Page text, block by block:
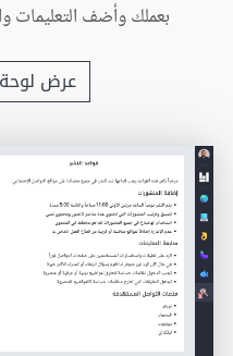
بعملك وأضف التعليمات
عرض